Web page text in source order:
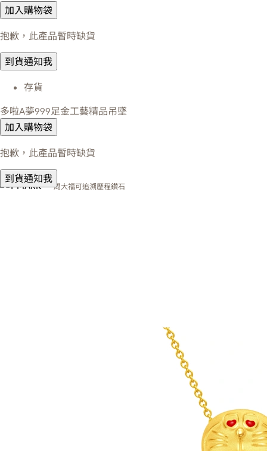
加入購物袋
抱歉，此產品暫時缺貨
到貨通知我
存貨
多啦A夢999足金工藝精品吊墜
加入購物袋
抱歉，此產品暫時缺貨
到貨通知我
周大福可追溯歷程鑽石